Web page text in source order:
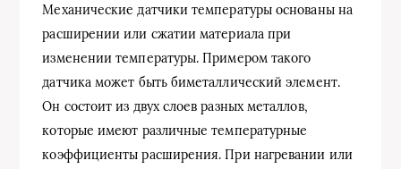
Механические датчики температуры основаны на
расширении или сжатии материала при
изменении температуры. Примером такого
датчика может быть биметаллический элемент.
Он состоит из двух слоев разных металлов,
которые имеют различные температурные
коэффициенты расширения. При нагревании или